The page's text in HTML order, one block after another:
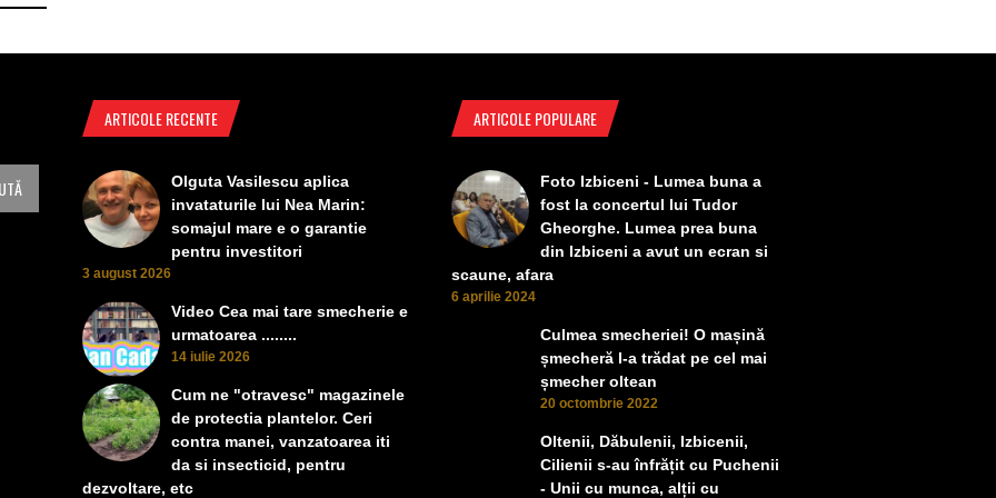
ARTICOLE RECENTE
Olguta Vasilescu aplica
invataturile lui Nea Marin:
somajul mare e o garantie
pentru investitori
3 august 2026
Video Cea mai tare smecherie e
urmatoarea ........
14 iulie 2026
Cum ne "otravesc" magazinele
de protectia plantelor. Ceri
contra manei, vanzatoarea iti
da si insecticid, pentru
dezvoltare, etc
ARTICOLE POPULARE
Foto Izbiceni - Lumea buna a
fost la concertul lui Tudor
Gheorghe. Lumea prea buna
din Izbiceni a avut un ecran si
scaune, afara
6 aprilie 2024
Culmea smecheriei! O mașină
șmecheră l-a trădat pe cel mai
șmecher oltean
20 octombrie 2022
Oltenii, Dăbulenii, Izbicenii,
Cilienii s-au înfrățit cu Puchenii
- Unii cu munca, alții cu